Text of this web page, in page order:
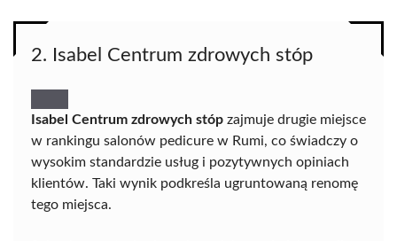
2. Isabel Centrum zdrowych stóp
Isabel Centrum zdrowych stóp zajmuje drugie miejsce
w rankingu salonów pedicure w Rumi, co świadczy o
wysokim standardzie usług i pozytywnych opiniach
klientów. Taki wynik podkreśla ugruntowaną renomę
tego miejsca.